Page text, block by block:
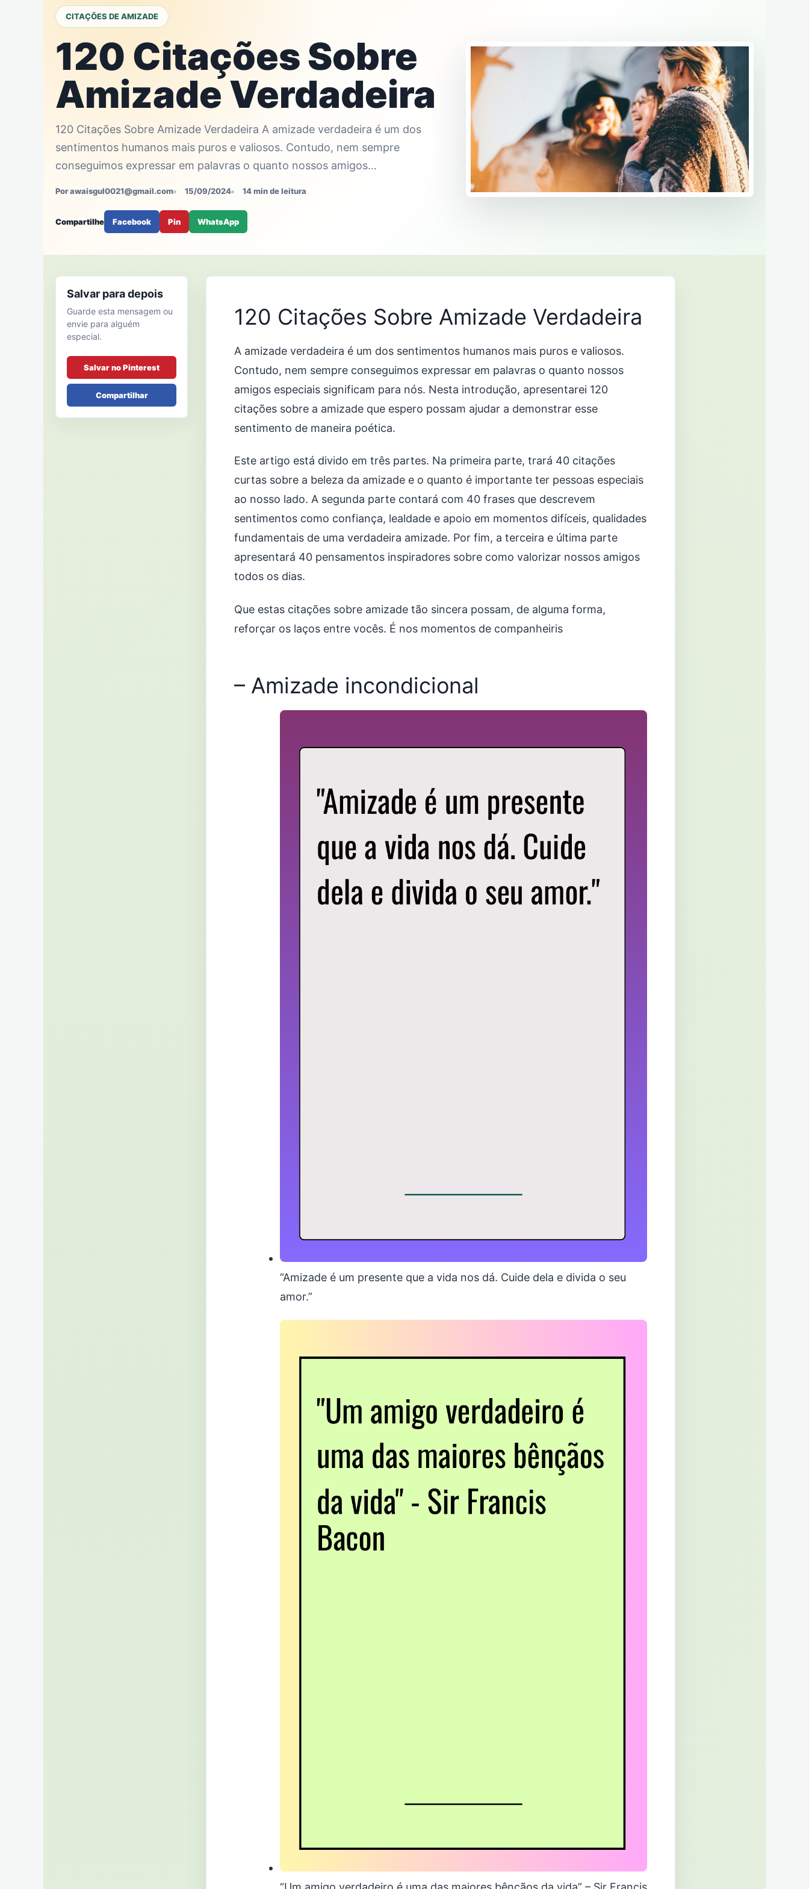
CITAÇÕES DE AMIZADE
120 Citações Sobre
Amizade Verdadeira
120 Citações Sobre Amizade Verdadeira A amizade verdadeira é um dos
sentimentos humanos mais puros e valiosos. Contudo, nem sempre
conseguimos expressar em palavras o quanto nossos amigos…
Por awaisgul0021@gmail.com 15/09/2024 14 min de leitura
Compartilhe Facebook Pin WhatsApp
Salvar para depois
Guarde esta mensagem ou
envie para alguém
especial.
Salvar no Pinterest
Compartilhar
120 Citações Sobre Amizade Verdadeira
A amizade verdadeira é um dos sentimentos humanos mais puros e valiosos.
Contudo, nem sempre conseguimos expressar em palavras o quanto nossos
amigos especiais significam para nós. Nesta introdução, apresentarei 120
citações sobre a amizade que espero possam ajudar a demonstrar esse
sentimento de maneira poética.
Este artigo está divido em três partes. Na primeira parte, trará 40 citações
curtas sobre a beleza da amizade e o quanto é importante ter pessoas especiais
ao nosso lado. A segunda parte contará com 40 frases que descrevem
sentimentos como confiança, lealdade e apoio em momentos difíceis, qualidades
fundamentais de uma verdadeira amizade. Por fim, a terceira e última parte
apresentará 40 pensamentos inspiradores sobre como valorizar nossos amigos
todos os dias.
Que estas citações sobre amizade tão sincera possam, de alguma forma,
reforçar os laços entre vocês. É nos momentos de companheiris
– Amizade incondicional
“Amizade é um presente que a vida nos dá. Cuide dela e divida o seu
amor.”